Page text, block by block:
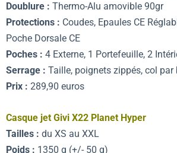
Doublure : Thermo-Alu amovible 90gr
Protections : Coudes, Epaules CE
Poche Dorsale CE
Poches : 4 Externe, 1 Portefeuille, 2
Serrage : Taille, poignets zippés, col
Prix : 289,90 euros
Casque jet Givi X22 Planet Hyper
Tailles : du XS au XXL
Poids : 1350 g (+/- 50 g)